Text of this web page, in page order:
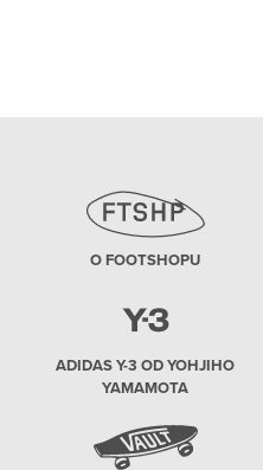
O FOOTSHOPU
ADIDAS Y-3 OD YOHJIHO
YAMAMOTA